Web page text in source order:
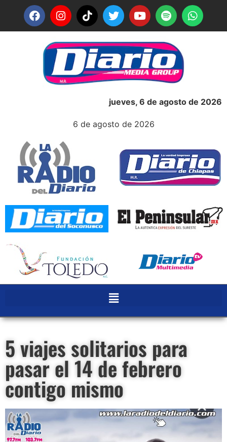
jueves, 6 de agosto de 2026
6 de agosto de 2026
5 viajes solitarios para
pasar el 14 de febrero
contigo mismo